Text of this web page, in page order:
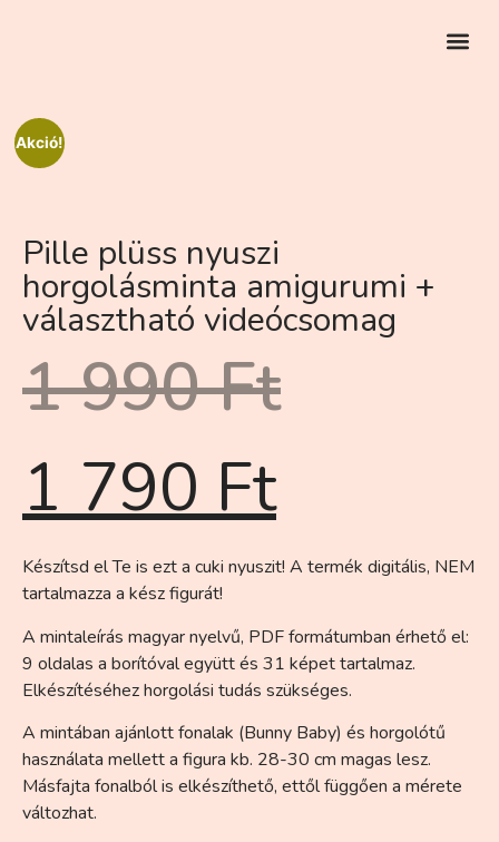
Akció!
Pille plüss nyuszi
horgolásminta amigurumi +
választható videócsomag
1 990Ft
1 790Ft
Készítsd el Te is ezt a cuki nyuszit! A termék digitális, NEM
tartalmazza a kész figurát!
A mintaleírás magyar nyelvű, PDF formátumban érhető el:
9 oldalas a borítóval együtt és 31 képet tartalmaz.
Elkészítéséhez horgolási tudás szükséges.
A mintában ajánlott fonalak (Bunny Baby) és horgolótű
használata mellett a figura kb. 28-30 cm magas lesz.
Másfajta fonalból is elkészíthető, ettől függően a mérete
változhat.